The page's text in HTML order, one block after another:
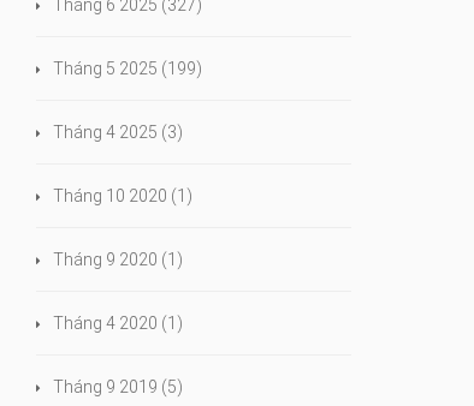
Tháng 6 2025 (327)
Tháng 5 2025 (199)
Tháng 4 2025 (3)
Tháng 10 2020 (1)
Tháng 9 2020 (1)
Tháng 4 2020 (1)
Tháng 9 2019 (5)